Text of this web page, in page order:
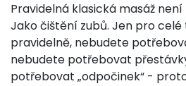
Pravidelná klasická masáž
Jako čištění zubů. Jen pro
pravidelně, nebudete
nebudete potřebovat
potřebovat „odpočinek“ -